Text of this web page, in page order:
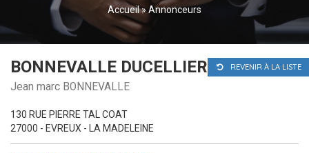
Accueil»Annonceurs
REVENIR À LA LISTE
BONNEVALLE DUCELLIER SARL
Jean marc BONNEVALLE
130 RUE PIERRE TAL COAT
27000 - EVREUX - LA MADELEINE